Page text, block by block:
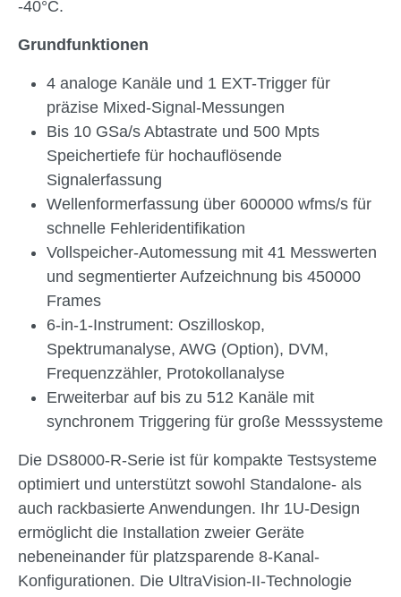
-40°C.
Grundfunktionen
4 analoge Kanäle und 1 EXT-Trigger für
präzise Mixed-Signal-Messungen
Bis 10 GSa/s Abtastrate und 500 Mpts
Speichertiefe für hochauflösende
Signalerfassung
Wellenformerfassung über 600000 wfms/s für
schnelle Fehleridentifikation
Vollspeicher-Automessung mit 41 Messwerten
und segmentierter Aufzeichnung bis 450000
Frames
6-in-1-Instrument: Oszilloskop,
Spektrumanalyse, AWG (Option), DVM,
Frequenzzähler, Protokollanalyse
Erweiterbar auf bis zu 512 Kanäle mit
synchronem Triggering für große Messsysteme
Die DS8000-R-Serie ist für kompakte Testsysteme
optimiert und unterstützt sowohl Standalone- als
auch rackbasierte Anwendungen. Ihr 1U-Design
ermöglicht die Installation zweier Geräte
nebeneinander für platzsparende 8-Kanal-
Konfigurationen. Die UltraVision-II-Technologie